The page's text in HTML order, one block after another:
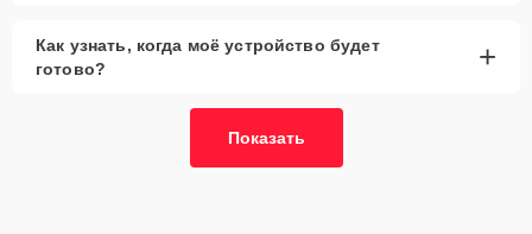
Как узнать, когда моё устройство будет
готово?
+
Показать